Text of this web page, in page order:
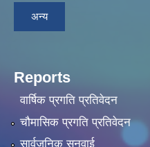
अन्य
Reports
वार्षिक प्रगति प्रतिवेदन
चौमासिक प्रगति प्रतिवेदन
सार्वजनिक सुनुवाई